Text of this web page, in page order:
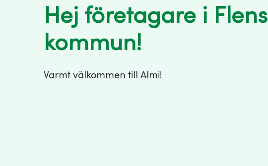
Hej företagare i Flens
kommun!
Varmt välkommen till Almi!